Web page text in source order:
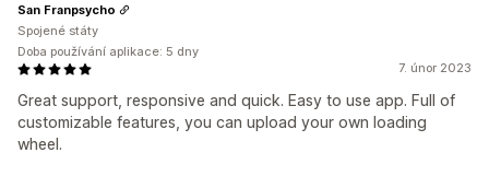
7. únor 2023
Great support, responsive and quick. Easy to use app. Full of
customizable features, you can upload your own loading
wheel.
San Franpsycho
Spojené státy
Doba používání aplikace: 5 dny